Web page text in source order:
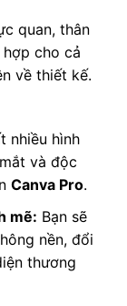
quan, thân
cho cả
về thiết kế.
nhiều hình
và độc
Canva Pro.
mẽ: Bạn sẽ
nền, đổi
thương